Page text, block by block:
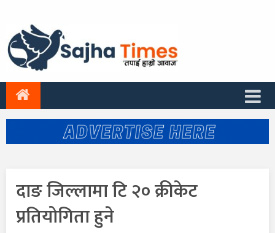
दाङ जिल्लामा टि २० क्रीकेट
प्रतियोगिता हुने